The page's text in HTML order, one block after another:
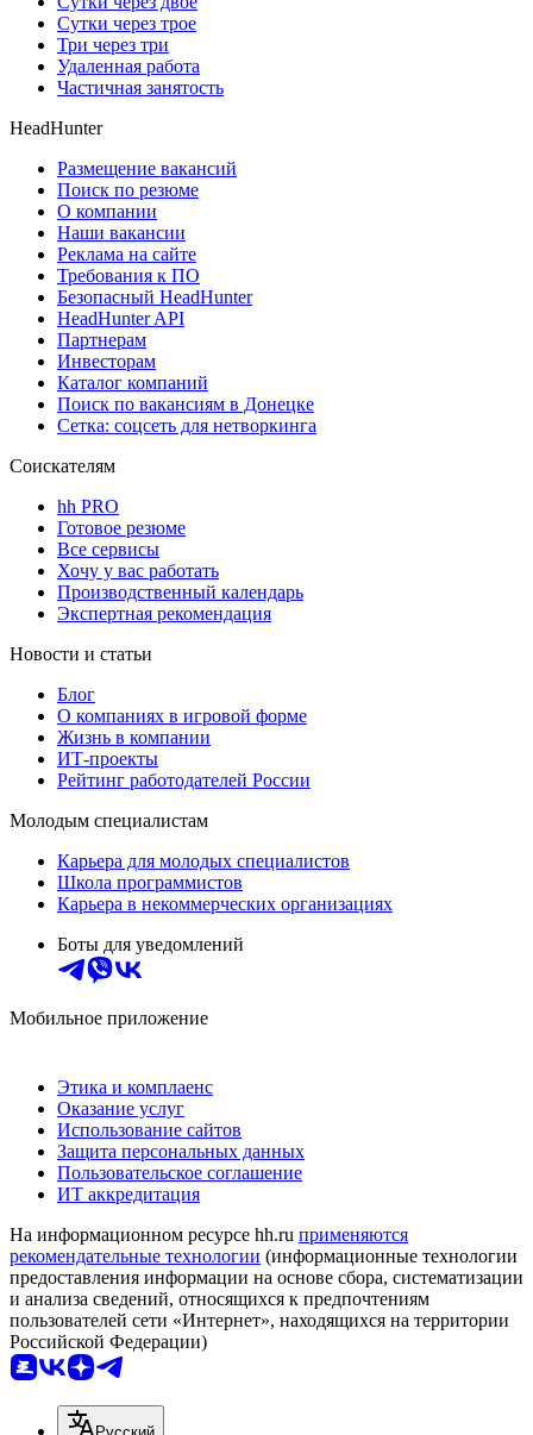
Сутки через трое
Три через три
Удаленная работа
Частичная занятость
HeadHunter
Размещение вакансий
Поиск по резюме
О компании
Наши вакансии
Реклама на сайте
Требования к ПО
Безопасный HeadHunter
HeadHunter API
Партнерам
Инвесторам
Каталог компаний
Поиск по вакансиям в Донецке
Сетка: соцсеть для нетворкинга
Соискателям
hh PRO
Готовое резюме
Все сервисы
Хочу у вас работать
Производственный календарь
Экспертная рекомендация
Новости и статьи
Блог
О компаниях в игровой форме
Жизнь в компании
ИТ-проекты
Рейтинг работодателей России
Молодым специалистам
Карьера для молодых специалистов
Школа программистов
Карьера в некоммерческих организациях
Боты для уведомлений
Мобильное приложение
Этика и комплаенс
Оказание услуг
Использование сайтов
Защита персональных данных
Пользовательское соглашение
ИТ аккредитация
На информационном ресурсе hh.ru применяются
рекомендательные технологии (информационные технологии
предоставления информации на основе сбора, систематизации
и анализа сведений, относящихся к предпочтениям
пользователей сети «Интернет», находящихся на территории
Российской Федерации)